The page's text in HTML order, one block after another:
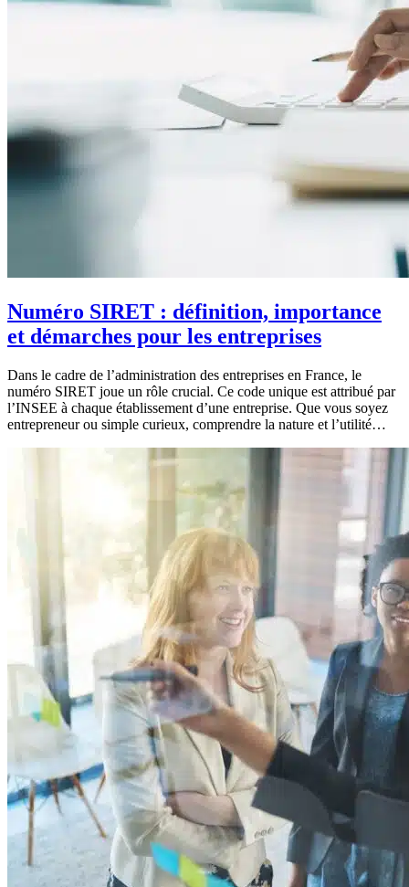
Numéro SIRET : définition, importance
et démarches pour les entreprises
Dans le cadre de l’administration des entreprises en France, le
numéro SIRET joue un rôle crucial. Ce code unique est attribué par
l’INSEE à chaque établissement d’une entreprise. Que vous soyez
entrepreneur ou simple curieux, comprendre la nature et l’utilité…